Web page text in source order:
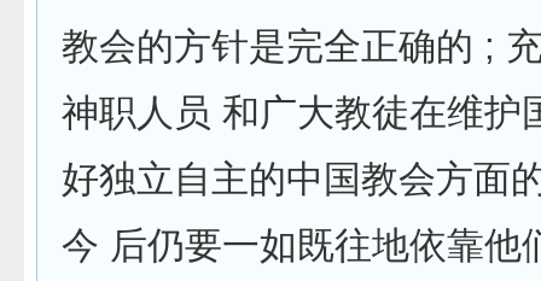
教会的方针是完全正确的 ;
神职人员 和广大教徒在维护
好独立自主的中国教会方面
今 后仍要一如既往地依靠他